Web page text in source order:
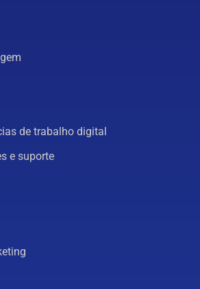
de trabalho digital
e suporte